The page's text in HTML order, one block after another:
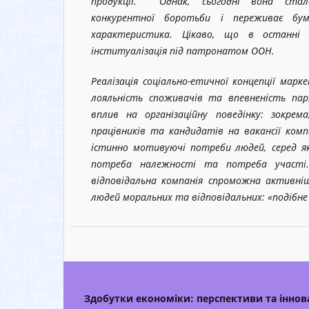
конкурентної боротьби і переживає
характеристика. Цікаво, що в останні
інституалізація під патронатом ООН.
Реалізація соціально-етичної концепції
лояльність споживачів та впевненість
вплив на організаційну поведінку:
працівників та кандидатів на вакансії
істинно мотивуючі потреби людей, серед
потреба належності та потреба
відповідальна компанія спроможна
людей моральних та відповідальних:
Здобутки економіки: перспективи та